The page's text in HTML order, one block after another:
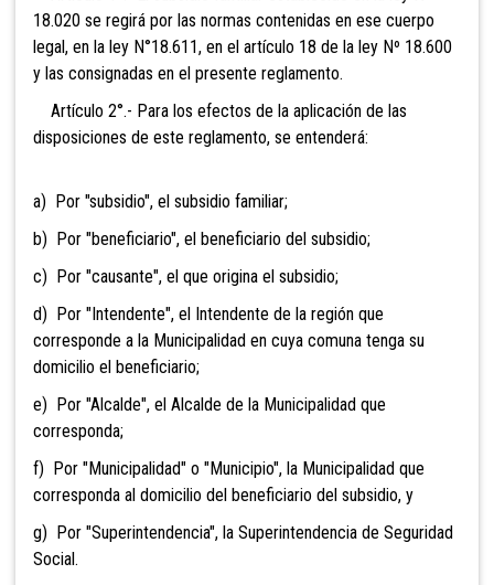
18.020 se regirá por las normas contenidas en ese cuerpo
legal, en la ley N°18.611, en el artículo 18 de la ley Nº 18.600
y las consignadas en el presente reglamento.
Artículo 2°.- Para los efectos de la aplicación de las
disposiciones de este reglamento, se entenderá:
a) Por "subsidio", el subsidio familiar;
b) Por "beneficiario", el beneficiario del subsidio;
c) Por "causante", el que origina el subsidio;
d) Por "Intendente", el Intendente de la región que
corresponde a la Municipalidad en cuya comuna tenga su
domicilio el beneficiario;
e) Por "Alcalde", el Alcalde de la Municipalidad que
corresponda;
f) Por "Municipalidad" o "Municipio", la Municipalidad que
corresponda al domicilio del beneficiario del subsidio, y
g) Por "Superintendencia", la Superintendencia de Seguridad
Social.